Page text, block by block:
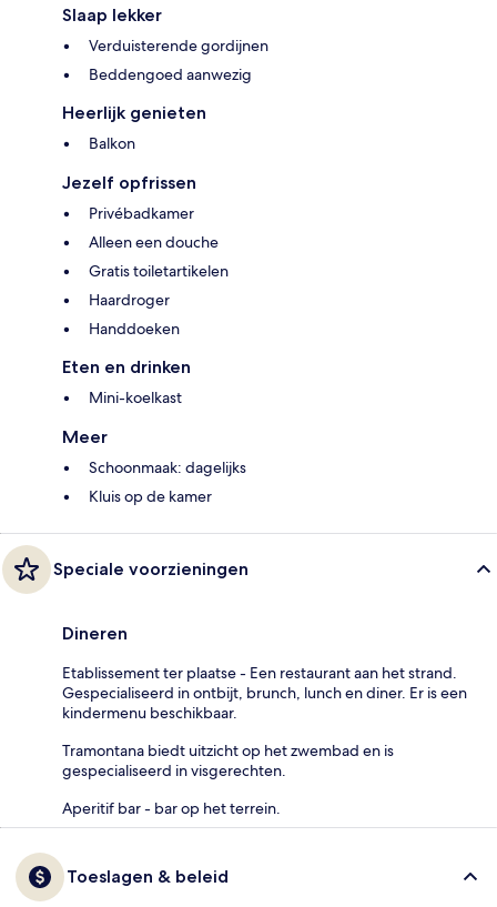
Slaap lekker
Verduisterende gordijnen
Beddengoed aanwezig
Heerlijk genieten
Balkon
Jezelf opfrissen
Privébadkamer
Alleen een douche
Gratis toiletartikelen
Haardroger
Handdoeken
Eten en drinken
Mini-koelkast
Meer
Schoonmaak: dagelijks
Kluis op de kamer
Speciale voorzieningen
Dineren
Etablissement ter plaatse - Een restaurant aan het strand.
Gespecialiseerd in ontbijt, brunch, lunch en diner. Er is een
kindermenu beschikbaar.
Tramontana biedt uitzicht op het zwembad en is
gespecialiseerd in visgerechten.
Aperitif bar - bar op het terrein.
Toeslagen & beleid